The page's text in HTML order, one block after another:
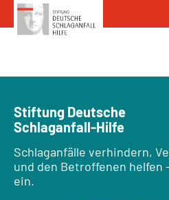
Zum Inhalt springen
Stiftung Deutsche
Schlaganfall-Hilfe
Schlaganfälle verhindern,
und den Betroffenen helfen
ein.